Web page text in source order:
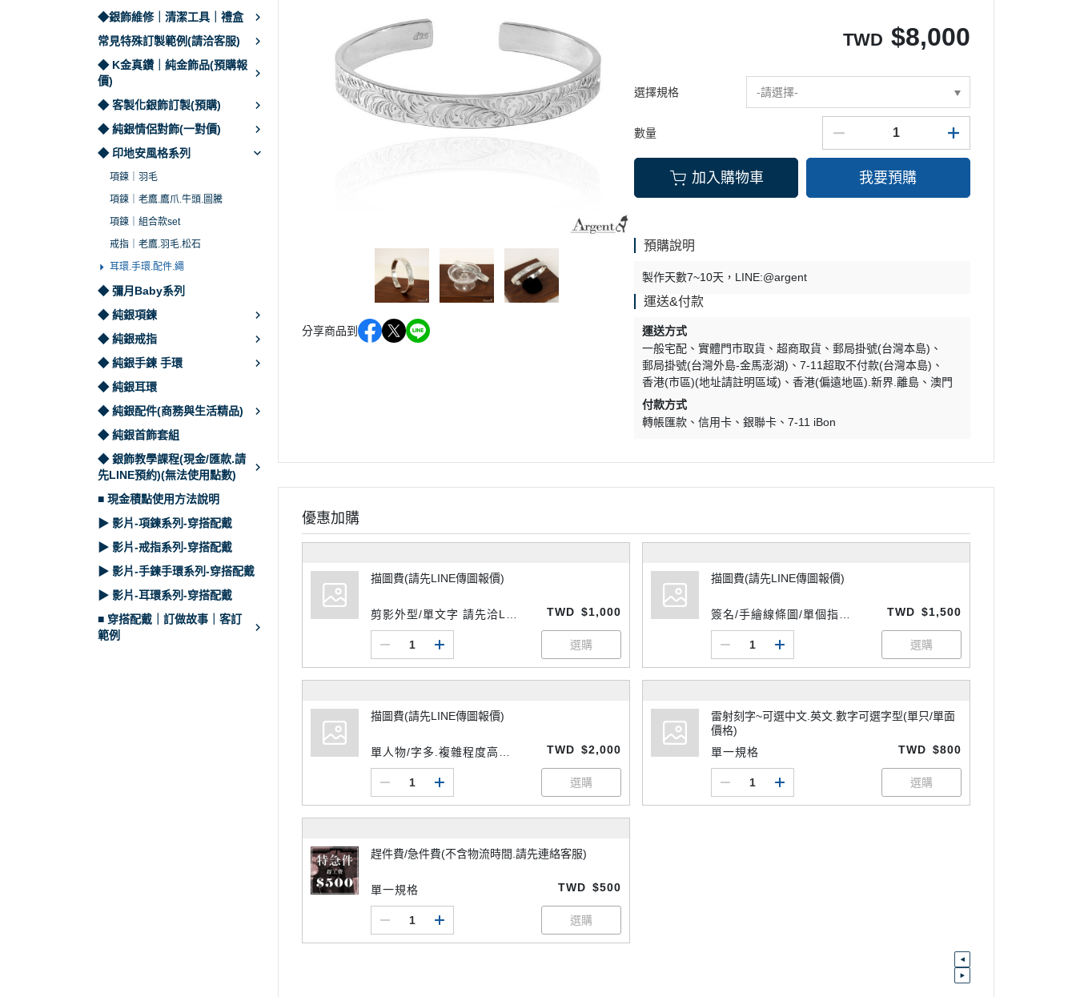
植物花草系列
美鑽｜寶石系列
動物｜貓咪系列
◆銀飾維修｜清潔工具｜禮盒
常見特殊訂製範例(請洽客服)
◆ K金真鑽｜純金飾品(預購報
價)
◆ 客製化銀飾訂製(預購)
◆ 純銀情侶對飾(一對價)
◆ 印地安風格系列
項鍊｜羽毛
項鍊｜老鷹.鷹爪.牛頭.圖騰
項鍊｜組合款set
戒指｜老鷹.羽毛.松石
耳環.手環.配件.繩
◆ 彌月Baby系列
◆ 純銀項鍊
◆ 純銀戒指
◆ 純銀手鍊 手環
◆ 純銀耳環
◆ 純銀配件(商務與生活精品)
◆ 純銀首飾套組
◆ 銀飾教學課程(現金/匯款.請
先LINE預約)(無法使用點數)
■ 現金積點使用方法說明
▶ 影片-項鍊系列-穿搭配戴
▶ 影片-戒指系列-穿搭配戴
▶ 影片-手鍊手環系列-穿搭配戴
▶ 影片-耳環系列-穿搭配戴
■ 穿搭配戴｜訂做故事｜客訂
範例
分享商品到
TWD $8,000
選擇規格 -請選擇-
數量
加入購物車 我要預購
預購說明
製作天數7~10天，LINE:@argent
運送&付款
運送方式
一般宅配
實體門市取貨 超商取貨
郵局掛號(台灣本島)
郵局掛號(台灣外島-金馬澎湖)
7-11超取不付款(台灣本島)
香港(市區)(地址請註明區域)
香港(偏遠地區).新界.離島
澳門
付款方式
轉帳匯款
信用卡 銀聯卡 7-11 iBon
優惠加購
描圖費(請先LINE傳圖報價)
剪影外型/單文字 請先洽LIN
TWD $1,000
描圖費(請先LINE傳圖報價)
簽名/手繪線條圖/單個指紋
LINE客服
TWD $1,500
描圖費(請先LINE傳圖報價)
單人物/字多.複雜程度高等
TWD $2,000
雷射刻字~可選中文.英文.數字可選字型(單只/單面
價格)
單一規格
TWD $800
趕件費/急件費(不含物流時間.請先連絡客服)
單一規格 TWD $500